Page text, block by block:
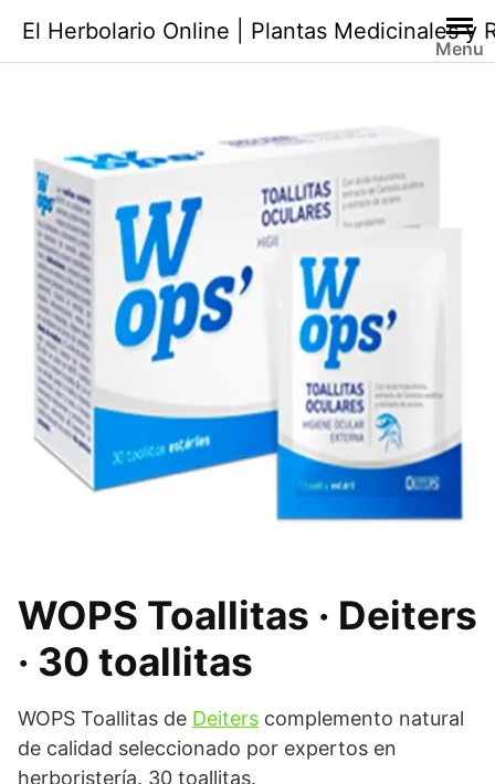
contenido
El Herbolario Online | Plantas Medicinales y
Menu
WOPS Toallitas · Deiters
· 30 toallitas
WOPS Toallitas de Deiters complemento natural
de calidad seleccionado por expertos en
herboristería. 30 toallitas.